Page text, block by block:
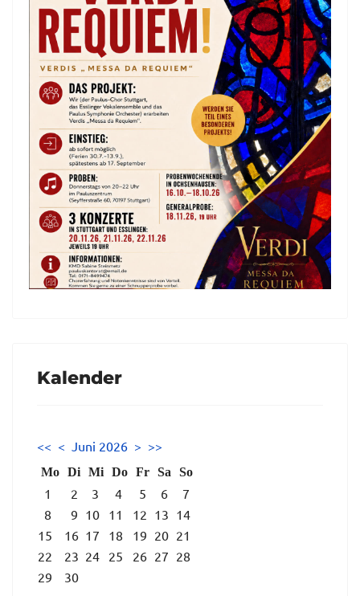
Kalender
<< < Juni 2026 > >>
Mo Di Mi Do Fr Sa So
1 2 3 4 5 6
7
8
9 10 11 12 13 14
15
16 17 18 19 20 21
22
23 24 25 26 27 28
29
30